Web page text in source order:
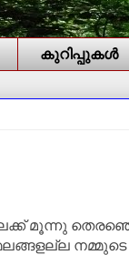
കുറിപ്പുകള്‍
മൂന്നു
നമ്മുടെ